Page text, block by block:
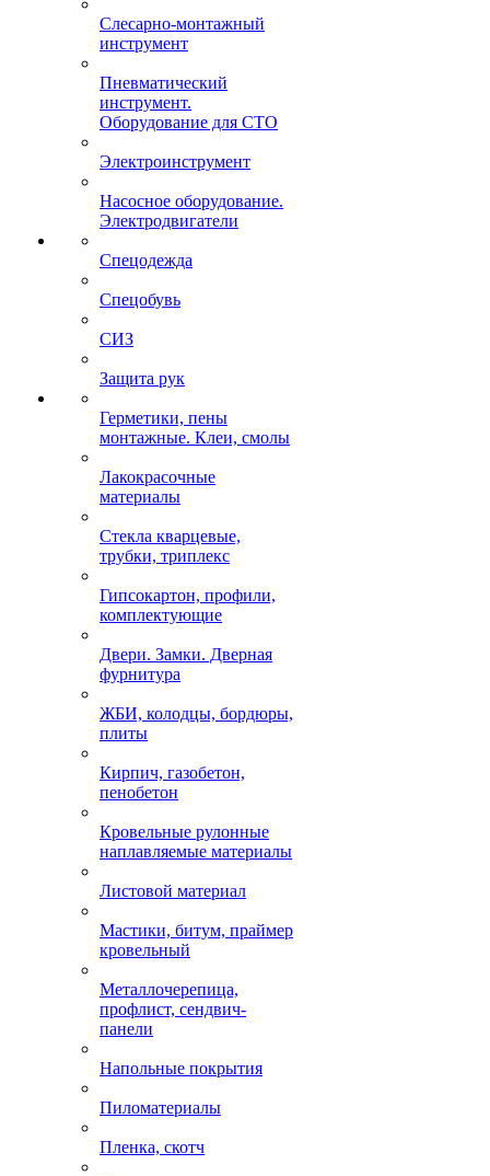
Слесарно-монтажный
инструмент
Пневматический
инструмент.
Оборудование для СТО
Электроинструмент
Насосное оборудование.
Электродвигатели
Спецодежда
Спецобувь
СИЗ
Защита рук
Герметики, пены
монтажные. Клеи, смолы
Лакокрасочные
материалы
Стекла кварцевые,
трубки, триплекс
Гипсокартон, профили,
комплектующие
Двери. Замки. Дверная
фурнитура
ЖБИ, колодцы, бордюры,
плиты
Кирпич, газобетон,
пенобетон
Кровельные рулонные
наплавляемые материалы
Листовой материал
Мастики, битум, праймер
кровельный
Металлочерепица,
профлист, сендвич-
панели
Напольные покрытия
Пиломатериалы
Пленка, скотч